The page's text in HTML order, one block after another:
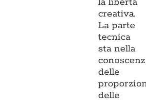
creativa.
La parte
tecnica
sta nella
delle
delle